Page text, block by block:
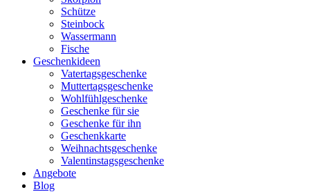
Schütze
Steinbock
Wassermann
Fische
Geschenkideen
Vatertagsgeschenke
Muttertagsgeschenke
Wohlfühlgeschenke
Geschenke für sie
Geschenke für ihn
Geschenkkarte
Weihnachtsgeschenke
Valentinstagsgeschenke
Angebote
Blog